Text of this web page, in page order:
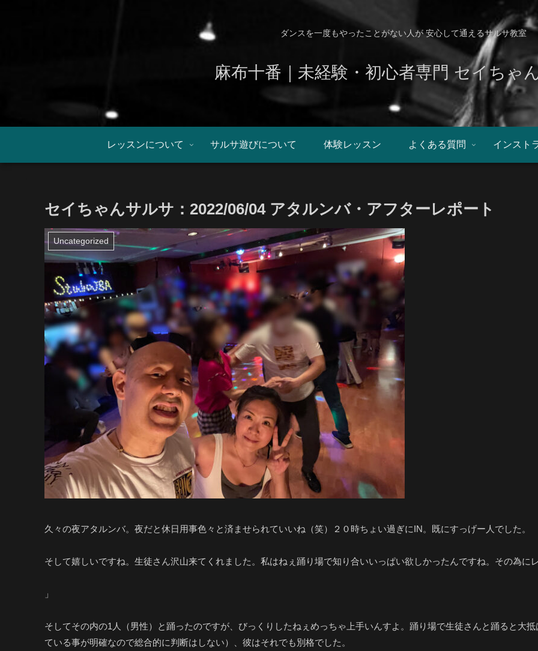
ダンスを一度もやったことがない人が 安心して通えるサルサ教室
麻布十番｜未経験・初心者専門 セイちゃ
レッスンについて サルサ遊びについて 体験レッスン よくある質問 インスト
セイちゃんサルサ：2022/06/04 アタルンバ・アフターレポート
Uncategorized
久々の夜アタルンバ。夜だと休日用事色々と済ませられていいね（笑）２０時ちょい過ぎにIN。既にすっげー人でした。
そして嬉しいですね。生徒さん沢山来てくれました。私はねぇ踊り場で知り合いいっぱい欲しかったんですね。その為に
」
そしてその内の1人（男性）と踊ったのですが、びっくりしたねぇめっちゃ上手いんすよ。踊り場で生徒さんと踊ると大
ている事が明確なので総合的に判断はしない）、彼はそれでも別格でした。